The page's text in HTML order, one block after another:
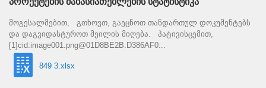
მოგესალმებით, გთხოვთ, გაეცნოთ თანდართულ დოკუმენტებს
და დაგვიდასტუროთ მეილის მიღება. პატივისცემით,
[1]cid:image001.png@01D8BE2B.D386AF0...
849 3.xlsx